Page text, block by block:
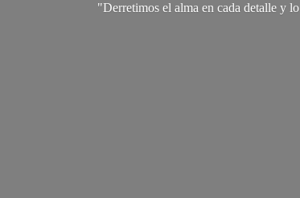
"Derretimos el alma en cada detalle y lo